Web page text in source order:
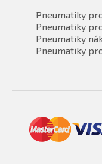
Pneumatiky
Pneumatiky
Pneumatiky
Pneumatiky